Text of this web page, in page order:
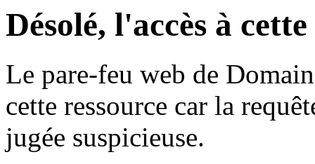
Désolé, l'accès à
Le pare-feu web de
cette ressource car la
jugée suspicieuse.